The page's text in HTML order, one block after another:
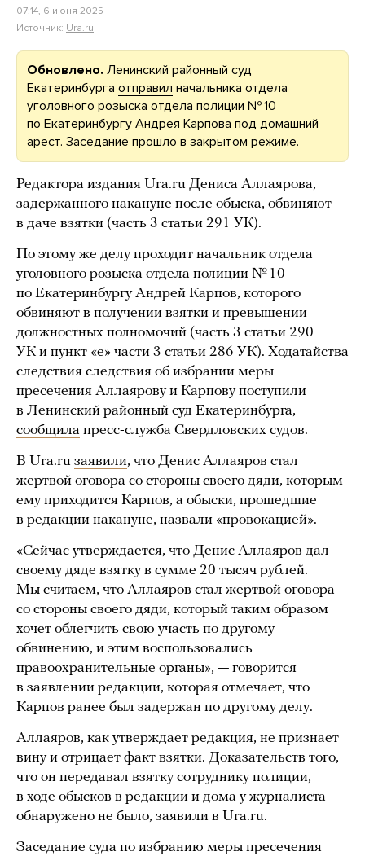
07:14, 6 июня 2025
Источник: Ura.ru
Обновлено. Ленинский районный суд
Екатеринбурга отправил начальника отдела
уголовного розыска отдела полиции № 10
по Екатеринбургу Андрея Карпова под домашний
арест. Заседание прошло в закрытом режиме.
Редактора издания Ura.ru Дениса Аллаярова,
задержанного накануне после обыска, обвиняют
в даче взятки (часть 3 статьи 291 УК).
По этому же делу проходит начальник отдела
уголовного розыска отдела полиции № 10
по Екатеринбургу Андрей Карпов, которого
обвиняют в получении взятки и превышении
должностных полномочий (часть 3 статьи 290
УК и пункт «е» части 3 статьи 286 УК). Ходатайства
следствия следствия об избрании меры
пресечения Аллаярову и Карпову поступили
в Ленинский районный суд Екатеринбурга,
сообщила пресс-служба Свердловских судов.
В Ura.ru заявили, что Денис Аллаяров стал
жертвой оговора со стороны своего дяди, которым
ему приходится Карпов, а обыски, прошедшие
в редакции накануне, назвали «провокацией».
«Сейчас утверждается, что Денис Аллаяров дал
своему дяде взятку в сумме 20 тысяч рублей.
Мы считаем, что Аллаяров стал жертвой оговора
со стороны своего дяди, который таким образом
хочет облегчить свою участь по другому
обвинению, и этим воспользовались
правоохранительные органы», — говорится
в заявлении редакции, которая отмечает, что
Карпов ранее был задержан по другому делу.
Аллаяров, как утверждает редакция, не признает
вину и отрицает факт взятки. Доказательств того,
что он передавал взятку сотруднику полиции,
в ходе обысков в редакции и дома у журналиста
обнаружено не было, заявили в Ura.ru.
Заседание суда по избранию меры пресечения